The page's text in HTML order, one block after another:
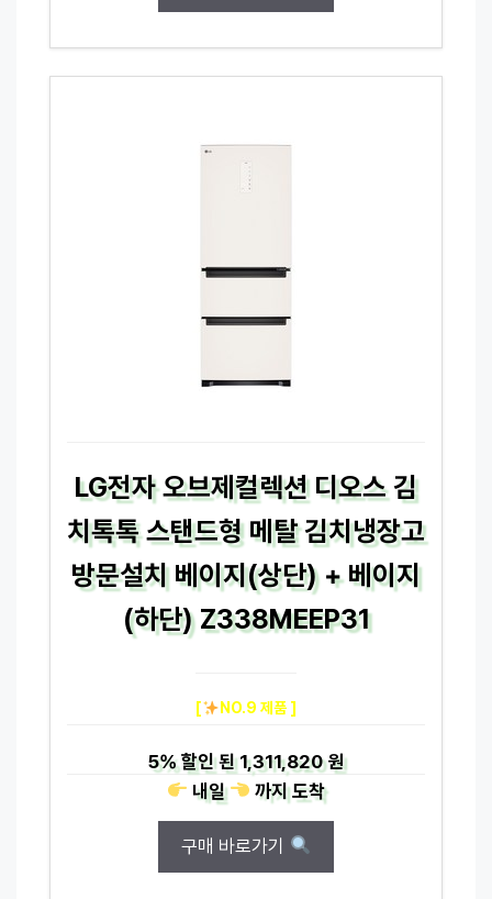
LG전자 오브제컬렉션 디오스 김
치톡톡 스탠드형 메탈 김치냉장고
방문설치 베이지(상단) + 베이지
(하단) Z338MEEP31
[ NO.9 제품 ]
5%할인 된1,311,820 원
내일
까지도착
구매 바로가기